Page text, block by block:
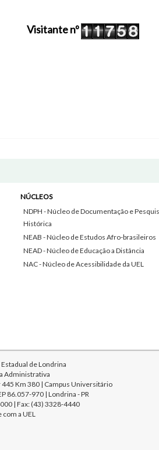
Visitante nº
NÚCLEOS
NDPH - Núcleo de Documentação e
Histórica
NEAB - Núcleo de Estudos Afro-brasileiros
NEAD - Núcleo de Educação a Distância
NAC - Núcleo de Acessibilidade da UEL
de Londrina
Administrativa
445 Km 380 | Campus Universitário
86.057-970 | Londrina - PR
| Fax: (43) 3328-4440
com a UEL